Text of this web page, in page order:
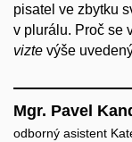
pisatel ve zbytku
v plurálu. Proč se
vizte výše
Mgr. Pavel
odborný asistent